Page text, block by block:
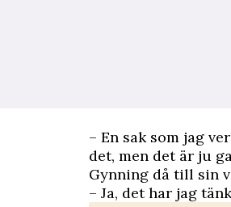
– En sak som jag
det, men det är ju
Gynning då till sin
– Ja, det har jag